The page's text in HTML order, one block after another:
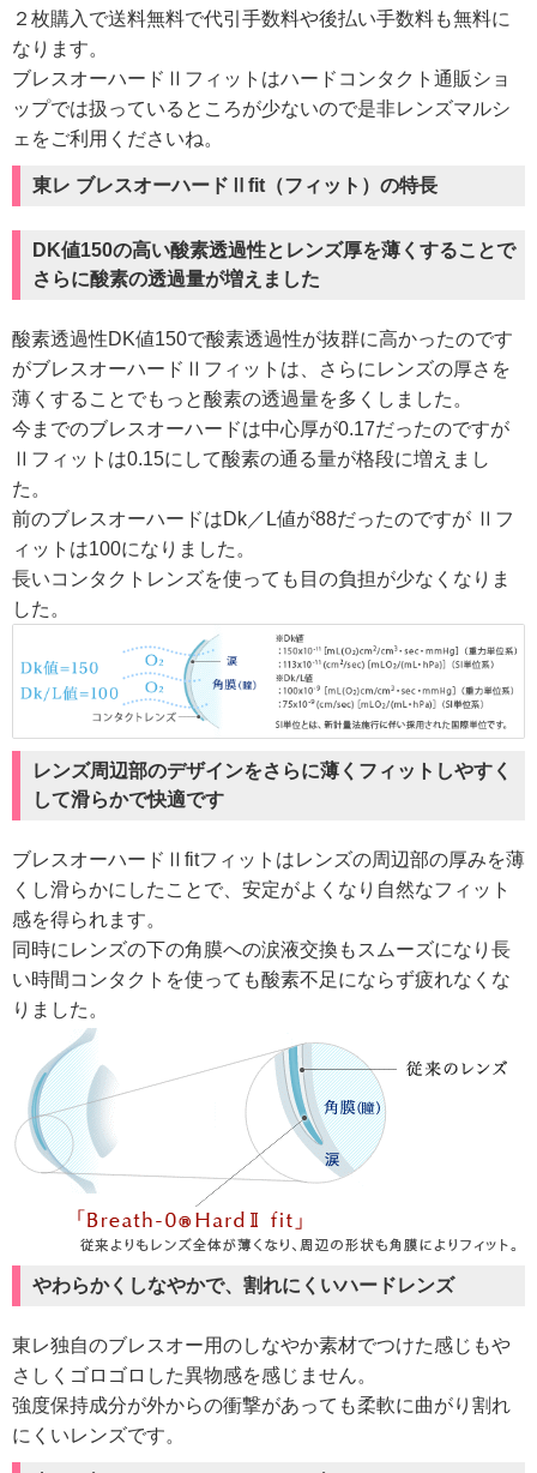
２枚購入で送料無料で代引手数料や後払い手数料も無料に
なります。
ブレスオーハードⅡフィットはハードコンタクト通販ショ
ップでは扱っているところが少ないので是非レンズマルシ
ェをご利用くださいね。
東レ ブレスオーハードⅡfit（フィット）の特長
DK値150の高い酸素透過性とレンズ厚を薄くすることで
さらに酸素の透過量が増えました
酸素透過性DK値150で酸素透過性が抜群に高かったのです
がブレスオーハードⅡフィットは、さらにレンズの厚さを
薄くすることでもっと酸素の透過量を多くしました。
今までのブレスオーハードは中心厚が0.17だったのですが
Ⅱフィットは0.15にして酸素の通る量が格段に増えまし
た。
前のブレスオーハードはDk／L値が88だったのですが Ⅱフ
ィットは100になりました。
長いコンタクトレンズを使っても目の負担が少なくなりま
した。
レンズ周辺部のデザインをさらに薄くフィットしやすく
して滑らかで快適です
ブレスオーハードⅡfitフィットはレンズの周辺部の厚みを薄
くし滑らかにしたことで、安定がよくなり自然なフィット
感を得られます。
同時にレンズの下の角膜への涙液交換もスムーズになり長
い時間コンタクトを使っても酸素不足にならず疲れなくな
りました。
やわらかくしなやかで、割れにくいハードレンズ
東レ独自のブレスオー用のしなやか素材でつけた感じもや
さしくゴロゴロした異物感を感じません。
強度保持成分が外からの衝撃があっても柔軟に曲がり割れ
にくいレンズです。